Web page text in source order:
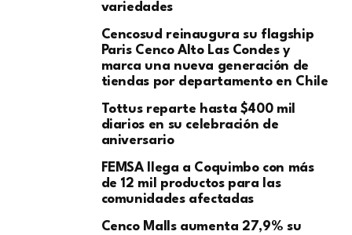
variedades
Cencosud reinaugura su flagship
Paris Cenco Alto Las Condes y
marca una nueva generación de
tiendas por departamento en Chile
Tottus reparte hasta $400 mil
diarios en su celebración de
aniversario
FEMSA llega a Coquimbo con más
de 12 mil productos para las
comunidades afectadas
Cenco Malls aumenta 27,9% su